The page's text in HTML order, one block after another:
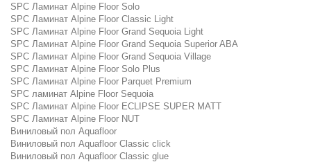
SPC Ламинат Alpine Floor Solo
SPC Ламинат Alpine Floor Classic Light
SPC Ламинат Alpine Floor Grand Sequoia Light
SPC Ламинат Alpine Floor Grand Sequoia Superior ABA
SPC Ламинат Alpine Floor Grand Sequoia Village
SPC Ламинат Alpine Floor Solo Plus
SPC Ламинат Alpine Floor Parquet Premium
SPC ламинат Alpine Floor Sequoia
SPC Ламинат Alpine Floor ECLIPSE SUPER MATT
SPC Ламинат Alpine Floor NUT
Виниловый пол Aquafloor
Виниловый пол Aquafloor Classic click
Виниловый пол Aquafloor Classic glue